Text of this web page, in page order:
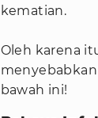
kematian.
Oleh karena
bawah ini!